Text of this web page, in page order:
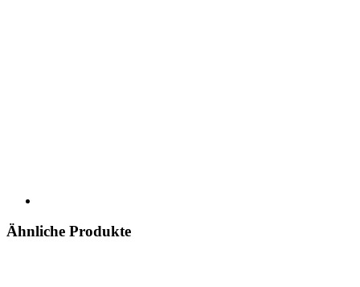
Ähnliche Produkte